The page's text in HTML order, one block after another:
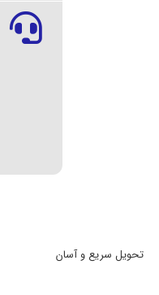
تحویل سریع و آسان